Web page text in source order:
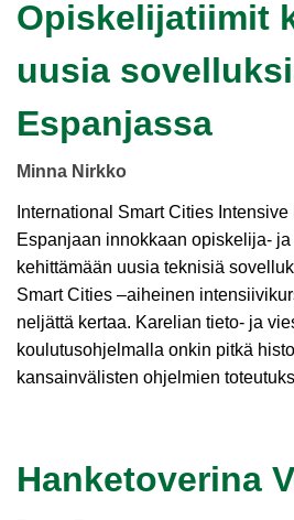
Opiskelijatiimit
uusia
Espanjassa
Minna Nirkko
International Smart Cities
Espanjaan innokkaan opiskelija-
kehittämään uusia teknisiä
Smart Cities –aiheinen
neljättä kertaa. Karelian tieto- ja
koulutusohjelmalla onkin pitkä
kansainvälisten ohjelmien
Hanketoverina